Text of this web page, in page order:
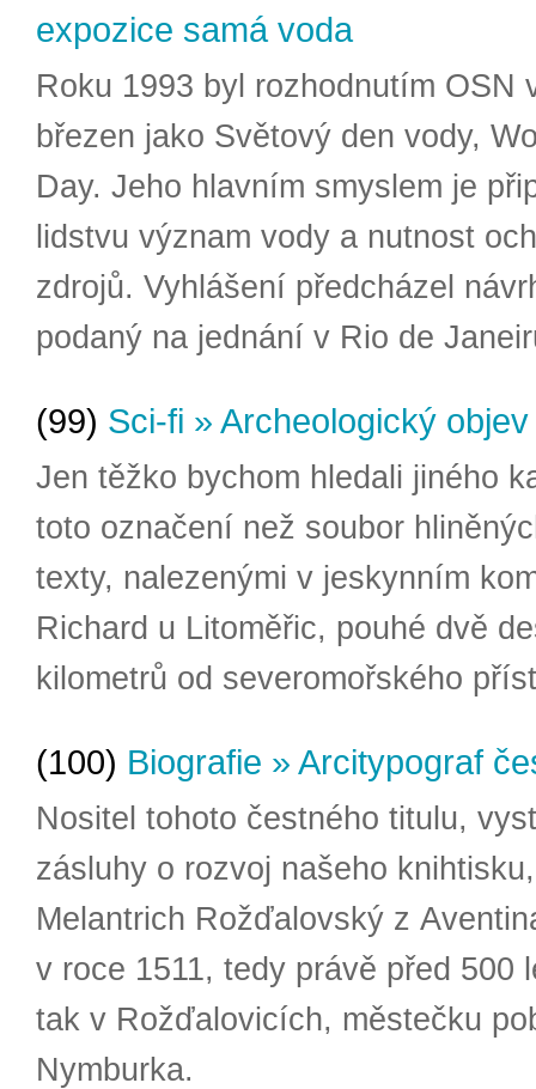
expozice samá voda
Roku 1993 byl rozhodnutím OSN
březen jako Světový den vody,
Day. Jeho hlavním smyslem je
lidstvu význam vody a nutnost
zdrojů. Vyhlášení předcházel
podaný na jednání v Rio de
(99) Sci-fi » Archeologický
Jen těžko bychom hledali jiného
toto označení než soubor
texty, nalezenými v jeskynním
Richard u Litoměřic, pouhé dvě
kilometrů od severomořského
(100) Biografie » Arcitypograf
Nositel tohoto čestného titulu,
zásluhy o rozvoj našeho
Melantrich Rožďalovský z
v roce 1511, tedy právě před 500
tak v Rožďalovicích, městečku
Nymburka.